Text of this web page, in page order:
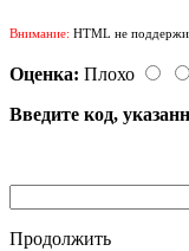
Внимание: HTML не
Оценка: Плохо
Введите код,
Продолжить